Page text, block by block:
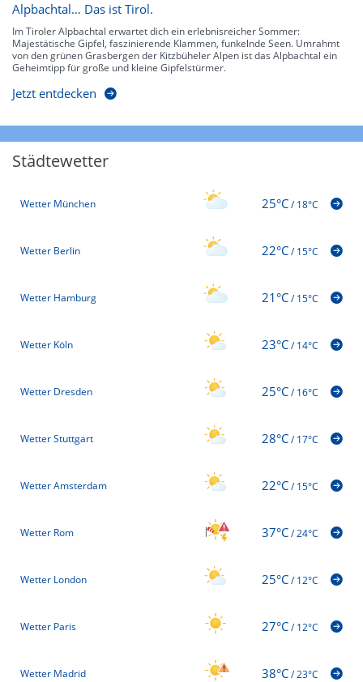
Alpbachtal… Das ist Tirol.
Im Tiroler Alpbachtal erwartet dich ein erlebnisreicher Sommer:
Majestätische Gipfel, faszinierende Klammen, funkelnde Seen. Umrahmt
von den grünen Grasbergen der Kitzbüheler Alpen ist das Alpbachtal ein
Geheimtipp für große und kleine Gipfelstürmer.
Jetzt entdecken
Städtewetter
Wetter München 25°C/18°C
Wetter Berlin 22°C/15°C
Wetter Hamburg 21°C/15°C
Wetter Köln 23°C/14°C
Wetter Dresden 25°C/16°C
Wetter Stuttgart 28°C/17°C
Wetter Amsterdam 22°C/15°C
Wetter Rom 37°C/24°C
Wetter London 25°C/12°C
Wetter Paris 27°C/12°C
Wetter Madrid 38°C/23°C